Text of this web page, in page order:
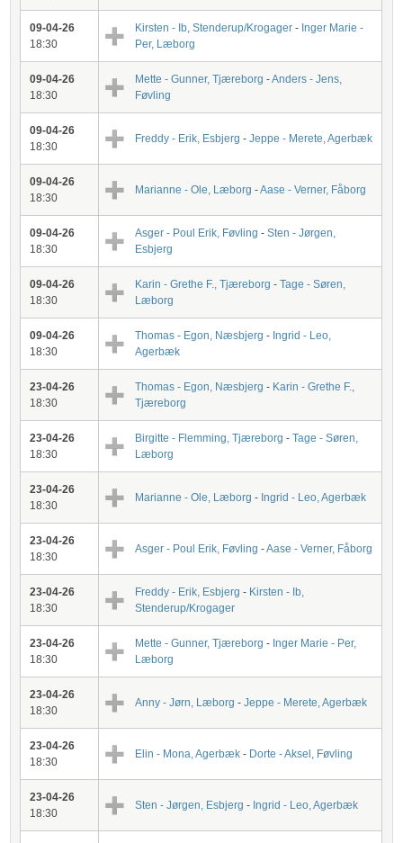
09-04-26
18:30
Kirsten - Ib, Stenderup/Krogager- Inger Marie -
Per, Læborg
09-04-26
18:30
Mette - Gunner, Tjæreborg-Anders - Jens,
Føvling
09-04-26
18:30
Freddy - Erik, Esbjerg -Jeppe - Merete, Agerbæk
09-04-26
18:30
Marianne - Ole, Læborg -Aase - Verner, Fåborg
09-04-26
18:30
Asger - Poul Erik, Føvling-Sten - Jørgen,
Esbjerg
09-04-26
18:30
Karin - Grethe F., Tjæreborg-Tage - Søren,
Læborg
09-04-26
18:30
Thomas - Egon, Næsbjerg- Ingrid - Leo,
Agerbæk
23-04-26
18:30
Thomas - Egon, Næsbjerg- Karin - Grethe F.,
Tjæreborg
23-04-26
18:30
Birgitte - Flemming, Tjæreborg -Tage - Søren,
Læborg
23-04-26
18:30
Marianne - Ole, Læborg - Ingrid - Leo, Agerbæk
23-04-26
18:30
Asger - Poul Erik, Føvling-Aase - Verner, Fåborg
23-04-26
18:30
Freddy - Erik, Esbjerg - Kirsten - Ib,
Stenderup/Krogager
23-04-26
18:30
Mette - Gunner, Tjæreborg- Inger Marie - Per,
Læborg
23-04-26
18:30
Anny - Jørn, Læborg -Jeppe - Merete, Agerbæk
23-04-26
18:30
Elin - Mona, Agerbæk- Dorte - Aksel, Føvling
23-04-26
18:30
Sten - Jørgen, Esbjerg- Ingrid - Leo, Agerbæk